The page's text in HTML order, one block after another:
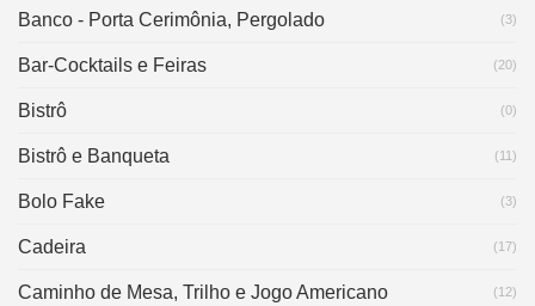
Banco - Porta Cerimônia, Pergolado (3)
Bar-Cocktails e Feiras (20)
Bistrô (0)
Bistrô e Banqueta (11)
Bolo Fake (3)
Cadeira (17)
Caminho de Mesa, Trilho e Jogo Americano (12)